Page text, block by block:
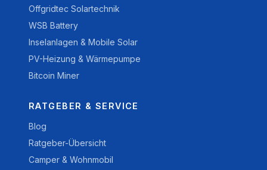
Offgridtec Solartechnik
WSB Battery
Inselanlagen & Mobile Solar
PV-Heizung & Wärmepumpe
Bitcoin Miner
RATGEBER & SERVICE
Blog
Ratgeber-Übersicht
Camper & Wohnmobil